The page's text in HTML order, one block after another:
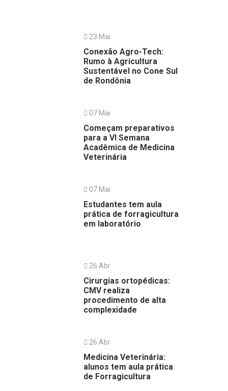
23 Mai
Conexão Agro-Tech:
Rumo à Agricultura
Sustentável no Cone Sul
de Rondônia
07 Mai
Começam preparativos
para a VI Semana
Acadêmica de Medicina
Veterinária
07 Mai
Estudantes tem aula
prática de forragicultura
em laboratório
26 Abr
Cirurgias ortopédicas:
CMV realiza
procedimento de alta
complexidade
26 Abr
Medicina Veterinária:
alunos tem aula prática
de Forragicultura